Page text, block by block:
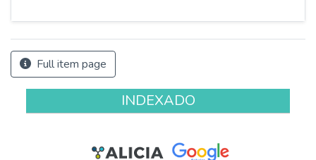
Full item page
INDEXADO